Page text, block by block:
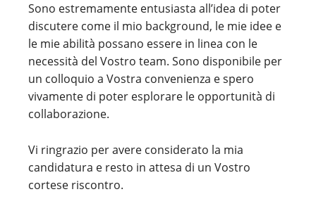
Sono estremamente entusiasta all’idea di poter
discutere come il mio background, le mie idee e
le mie abilità possano essere in linea con le
necessità del Vostro team. Sono disponibile per
un colloquio a Vostra convenienza e spero
vivamente di poter esplorare le opportunità di
collaborazione.
Vi ringrazio per avere considerato la mia
candidatura e resto in attesa di un Vostro
cortese riscontro.